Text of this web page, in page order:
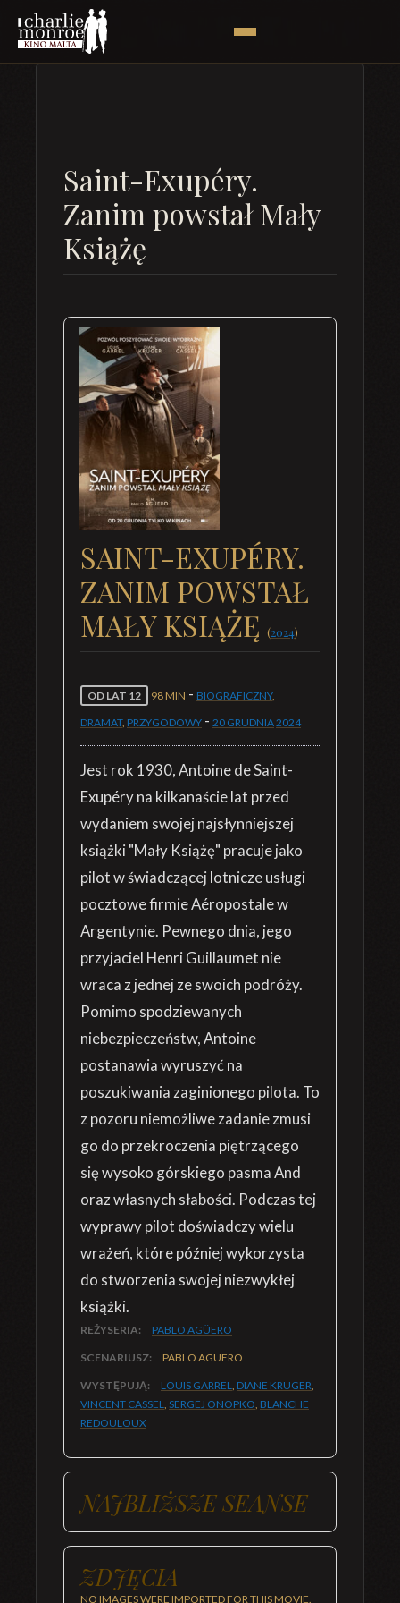
Saint-Exupéry.
Zanim powstał Mały
Książę
SAINT-EXUPÉRY.
ZANIM POWSTAŁ
MAŁY KSIĄŻĘ (2024)
OD LAT 12 98 MIN - BIOGRAFICZNY,
DRAMAT, PRZYGODOWY - 20 GRUDNIA2024
Jest rok 1930, Antoine de Saint-
Exupéry na kilkanaście lat przed
wydaniem swojej najsłynniejszej
książki "Mały Książę" pracuje jako
pilot w świadczącej lotnicze usługi
pocztowe firmie Aéropostale w
Argentynie. Pewnego dnia, jego
przyjaciel Henri Guillaumet nie
wraca z jednej ze swoich podróży.
Pomimo spodziewanych
niebezpieczeństw, Antoine
postanawia wyruszyć na
poszukiwania zaginionego pilota. To
z pozoru niemożliwe zadanie zmusi
go do przekroczenia piętrzącego
się wysoko górskiego pasma And
oraz własnych słabości. Podczas tej
wyprawy pilot doświadczy wielu
wrażeń, które później wykorzysta
do stworzenia swojej niezwykłej
książki.
REŻYSERIA: PABLO AGÜERO
SCENARIUSZ: PABLO AGÜERO
WYSTĘPUJĄ: LOUIS GARREL, DIANE KRUGER,
VINCENT CASSEL, SERGEJ ONOPKO, BLANCHE
REDOULOUX
NAJBLIŻSZE SEANSE
ZDJĘCIA
NO IMAGES WERE IMPORTED FOR THIS MOVIE.